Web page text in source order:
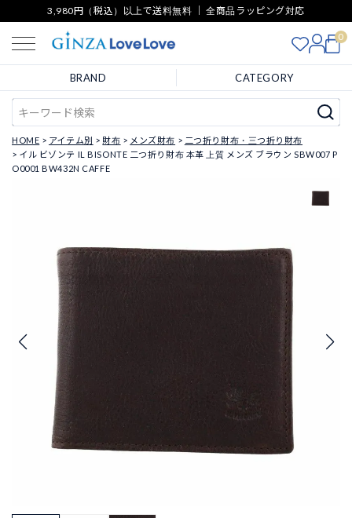
3,980円（税込）以上で送料無料 ｜ 全商品ラッピング対応
0
BRAND CATEGORY
HOME アイテム別 財布 メンズ財布
二つ折り財布・三つ折り財布
イル ビゾンテ IL BISONTE 二つ折り財布 本革 上質 メンズ ブラウン SBW007 P
O0001 BW432N CAFFE